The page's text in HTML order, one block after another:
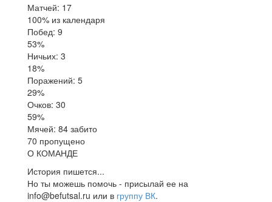
Матчей: 17
100% из календаря
Побед: 9
53%
Ничьих: 3
18%
Поражений: 5
29%
Очков: 30
59%
Мячей: 84 забито
70 пропущено
О КОМАНДЕ
История пишется...
Но ты можешь помочь - присылай ее на
info@befutsal.ru или в группу ВК.